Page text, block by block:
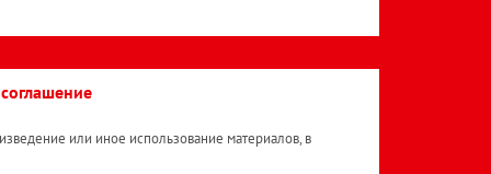
или иное использование материалов, в